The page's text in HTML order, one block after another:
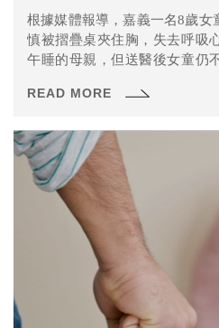
根據媒體報導，嘉義一名8歲女
慎被摺疊桌夾住胸，失去呼吸
午睡的母親，但送醫後女童仍
READ MORE